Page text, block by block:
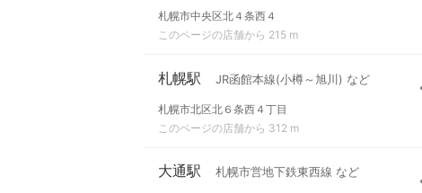
札幌市中央区北４条西４
このページの店舗から 215 m
札幌駅 JR函館本線(小樽～旭川) など
札幌市北区北６条西４丁目
このページの店舗から 312 m
大通駅 札幌市営地下鉄東西線 など